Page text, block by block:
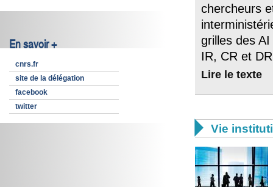
En savoir +
cnrs.fr
site de la délégation
facebook
twitter
chercheurs
grilles des
IR, CR et
Lire le texte
 Vie